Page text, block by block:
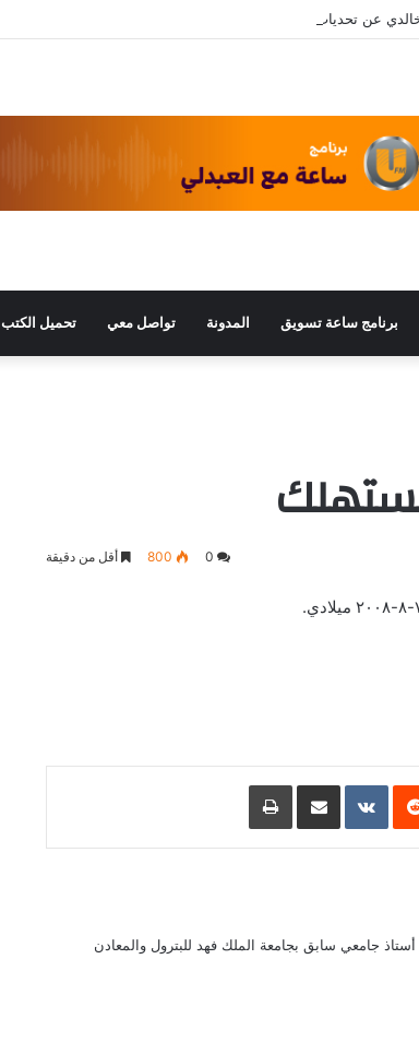
عن تحديات التسويق في القطاع الثالث مع د. عبيد العبدلي
برنامج ساعة تسويق المدونة تواصل معي تحميل الكتب
0
800 أقل من دقيقة
مشاركة عبر البريد طباعة
جامعي سابق بجامعة الملك فهد للبترول والمعادن